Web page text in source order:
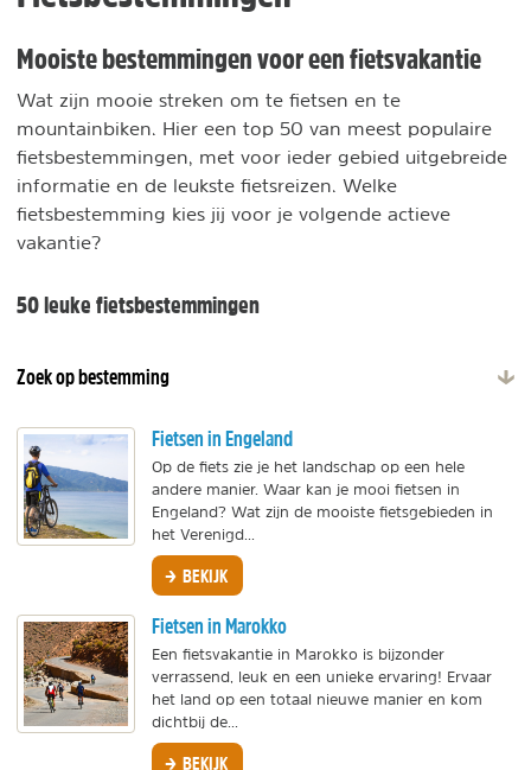
Mooiste bestemmingen voor een fietsvakantie
Wat zijn mooie streken om te fietsen en te
mountainbiken. Hier een top 50 van meest populaire
fietsbestemmingen, met voor ieder gebied uitgebreide
informatie en de leukste fietsreizen. Welke
fietsbestemming kies jij voor je volgende actieve
vakantie?
50 leuke fietsbestemmingen
Zoek op bestemming
Fietsen in Engeland
Op de fiets zie je het landschap op een hele
andere manier. Waar kan je mooi fietsen in
Engeland? Wat zijn de mooiste fietsgebieden in
het Verenigd...
BEKIJK
Fietsen in Marokko
Een fietsvakantie in Marokko is bijzonder
verrassend, leuk en een unieke ervaring! Ervaar
het land op een totaal nieuwe manier en kom
dichtbij de...
BEKIJK